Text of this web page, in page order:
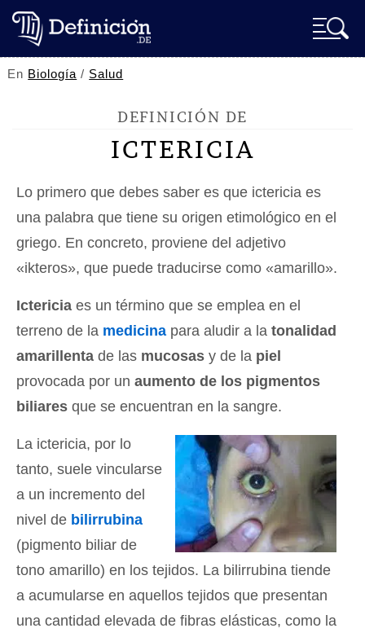
En Biología / Salud
DEFINICIÓN DE
ICTERICIA
Lo primero que debes saber es que ictericia es
una palabra que tiene su origen etimológico en el
griego. En concreto, proviene del adjetivo
«ikteros», que puede traducirse como «amarillo».
Ictericia es un término que se emplea en el
terreno de la medicina para aludir a la tonalidad
amarillenta de las mucosas y de la piel
provocada por un aumento de los pigmentos
biliares que se encuentran en la sangre.
La ictericia, por lo
tanto, suele vincularse
a un incremento del
nivel de bilirrubina
(pigmento biliar de
tono amarillo) en los tejidos. La bilirrubina tiende
a acumularse en aquellos tejidos que presentan
una cantidad elevada de fibras elásticas, como la